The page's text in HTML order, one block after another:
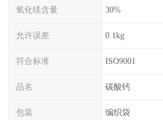
氧化镁含量 30%
允许误差 0.1kg
符合标准 ISO9001
品名 碳酸钙
包装 编织袋